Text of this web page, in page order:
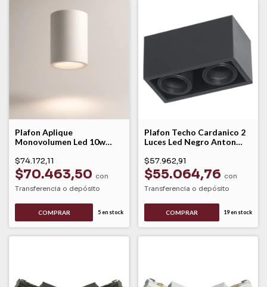
Plafon Aplique
Monovolumen Led 10w
$74.172,11
$70.463,50 con
Transferencia o depósito
5en stock
Plafon Techo Cardanico 2
Luces Led Negro Anton
$57.962,91
$55.064,76 con
Transferencia o depósito
COMPRAR 19en stock